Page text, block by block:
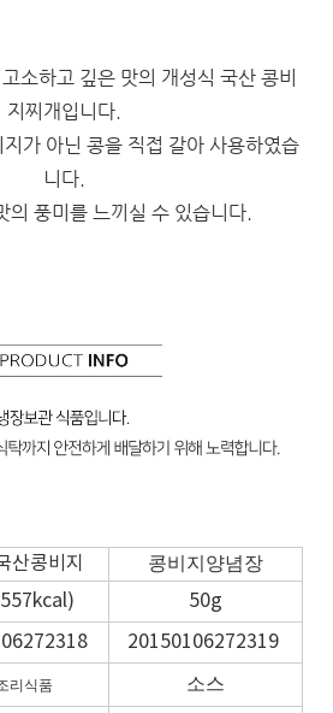
소하고 깊은 맛의 개성식 국산 콩비
지찌개입니다.
가 아닌 콩을 직접 갈아 사용하였습
니다.
의 풍미를 느끼실 수 있습니다.
산콩비지 콩비지양념장
50g
20150106272319
리식품 소스